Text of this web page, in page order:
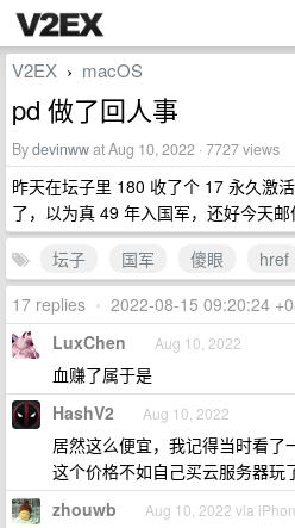
V2EX › macOS
pd 做了回人事
Bydevinwwat Aug 10, 2022 · 7727 views
昨天在坛子里 180 收了个 17 永久激
了，以为真 49 年入国军，还好今天
坛子
国军 傻眼
href
17 replies • 2022-08-15 09:20:24
LuxChen Aug 10, 2022
血赚了属于是
HashV2 Aug 10, 2022
居然这么便宜，我记得当时看了
这个价格不如自己买云服务器玩
zhouwb Aug 10, 2022 via